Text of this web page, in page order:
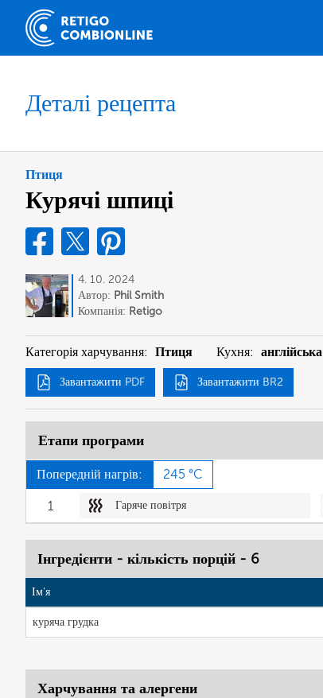
Деталі рецепта
Птиця
Курячі шпиці
4. 10. 2024
Автор: Phil Smith
Компанія: Retigo
Категорія харчування: Птиця Кухня: англійська
Завантажити PDF Завантажити BR2
Етапи програми
Попередній нагрів: 245 °C
1 Гаряче повітря
Інгредієнти - кількість порцій - 6
Ім'я
куряча грудка
Харчування та алергени